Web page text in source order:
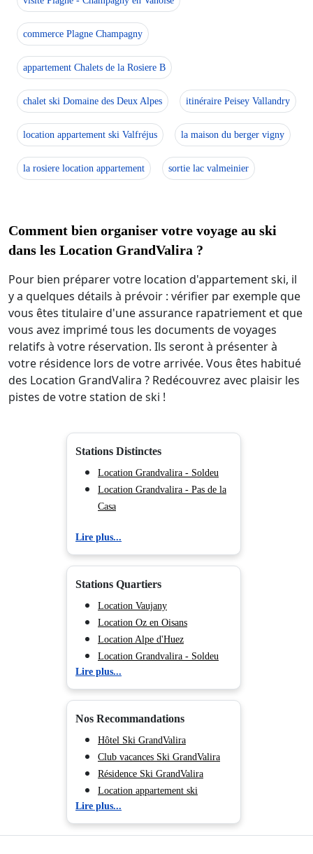
commerce Plagne Champagny
appartement Chalets de la Rosiere B
chalet ski Domaine des Deux Alpes itinéraire Peisey Vallandry
location appartement ski Valfréjus la maison du berger vigny
la rosiere location appartement sortie lac valmeinier
Comment bien organiser votre voyage au ski
dans les Location GrandValira ?
Pour bien préparer votre location d'appartement ski, il
y a quelques détails à prévoir : vérifier par exemple que
vous êtes titulaire d'une assurance rapatriement et que
vous avez imprimé tous les documents de voyages
relatifs à votre réservation. Ils seront à présenter à
votre résidence lors de votre arrivée. Vous êtes habitué
des Location GrandValira ? Redécouvrez avec plaisir les
pistes de votre station de ski !
Stations Distinctes
Location Grandvalira - Soldeu
Location Grandvalira - Pas de la
Casa
Lire plus...
Stations Quartiers
Location Vaujany
Location Oz en Oisans
Location Alpe d'Huez
Location Grandvalira - Soldeu
Location Grandvalira - Pas de la
Casa
Lire plus...
Nos Recommandations
Hôtel Ski GrandValira
Club vacances Ski GrandValira
Résidence Ski GrandValira
Location appartement ski
GrandValira
Lire plus...